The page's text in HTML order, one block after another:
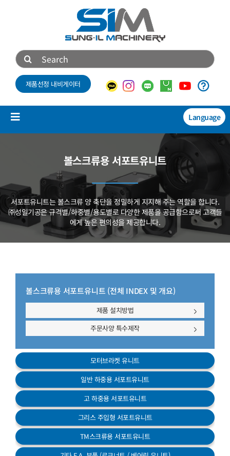
기
검
색:
제품선정 내비게이터
Toggle
기술자료
회사소개
Language
볼스크류용 서포트유니트
서포트유니트는 볼스크류 양 축단을 정밀하게 지지해 주는역할을 합니다.
㈜성일기공은 규격별/하중별/용도별로다양한 제품을 공급함으로써 고객들
에게 높은 편의성을 제공합니다.
볼스크류용 서포트유니트 (전체 INDEX 및 개요)
제품 설치방법
주문사양 특수제작
모터브라켓 유니트
일반 하중용 서포트유니트
고 하중용 서포트유니트
그리스 주입형 서포트유니트
TM스크류용 서포트유니트